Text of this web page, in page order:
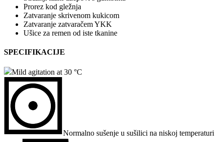
Prorez kod gležnja
Zatvaranje skrivenom kukicom
Zatvaranje zatvaračem YKK
Ušice za remen od iste tkanine
SPECIFIKACIJE
Mild agitation at 30 °C
Normalno sušenje u sušilici na niskoj temperaturi